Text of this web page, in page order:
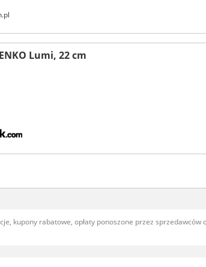
Lumi, 22 cm
kupony rabatowe, opłaty ponoszone przez